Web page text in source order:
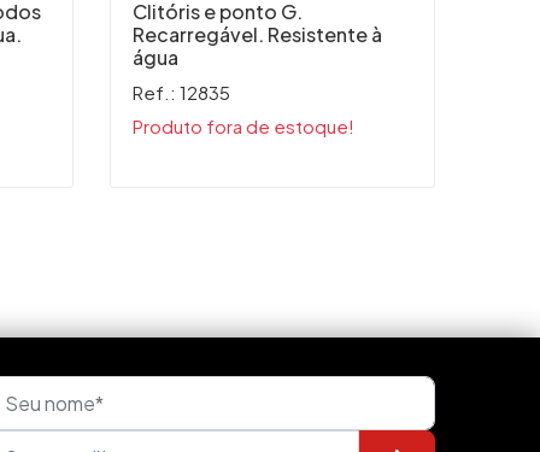
Clitóris e ponto G.
Recarregável. Resistente à
água
Ref.: 12835
Produto fora de estoque!